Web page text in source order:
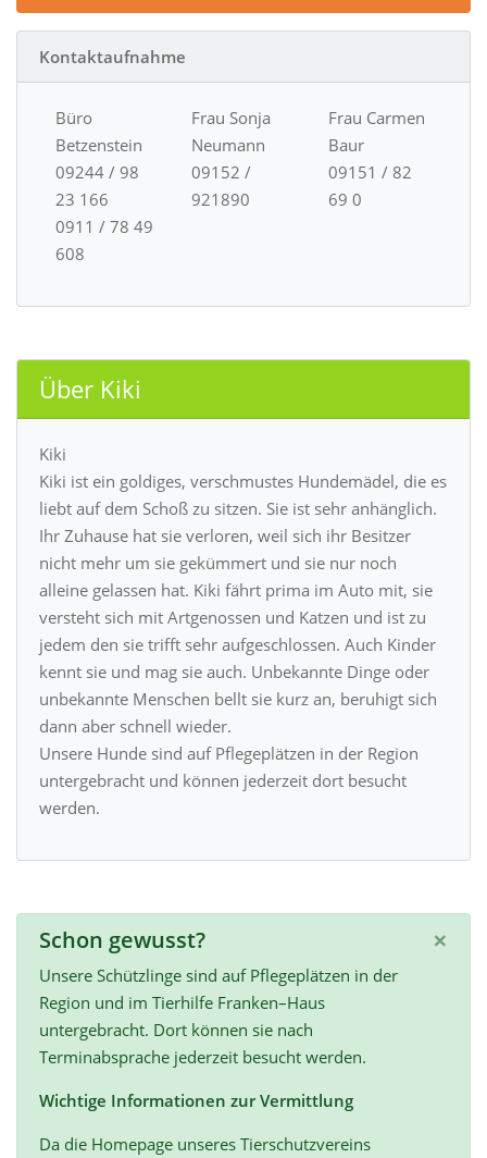
Kontaktaufnahme
Büro
Betzenstein
09244 / 98
23 166
0911 / 78 49
608
Frau Sonja
Neumann
09152 /
921890
Frau Carmen
Baur
09151 / 82
69 0
Über Kiki
Kiki
Kiki ist ein goldiges, verschmustes Hundemädel, die es
liebt auf dem Schoß zu sitzen. Sie ist sehr anhänglich.
Ihr Zuhause hat sie verloren, weil sich ihr Besitzer
nicht mehr um sie gekümmert und sie nur noch
alleine gelassen hat. Kiki fährt prima im Auto mit, sie
versteht sich mit Artgenossen und Katzen und ist zu
jedem den sie trifft sehr aufgeschlossen. Auch Kinder
kennt sie und mag sie auch. Unbekannte Dinge oder
unbekannte Menschen bellt sie kurz an, beruhigt sich
dann aber schnell wieder.
Unsere Hunde sind auf Pflegeplätzen in der Region
untergebracht und können jederzeit dort besucht
werden.
×
Schon gewusst?
Unsere Schützlinge sind auf Pflegeplätzen in der
Region und im Tierhilfe Franken–Haus
untergebracht. Dort können sie nach
Terminabsprache jederzeit besucht werden.
Wichtige Informationen zur Vermittlung
Da die Homepage unseres Tierschutzvereins